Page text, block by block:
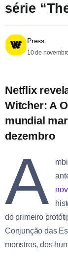
série
Press
10 de
Netflix
Witcher: A
mundial
dezembro
A
do primeiro
Conjunção das
monstros, dos